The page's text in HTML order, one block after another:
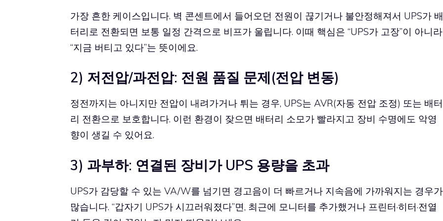
가장 흔한 케이스입니다. 벽 콘센트에서 들어오던 전원이 끊기거나 불안정해져서 UPS가 배
터리로 전환되면 보통 일정 간격으로 비프가 울립니다. 이때 핵심은 “UPS가 고장”이 아니라
“지금 버티고 있다”는 뜻이에요.
2) 저전압/과전압: 전원 품질 문제(전압 변동)
정전까지는 아니지만 전압이 내려가거나 튀는 경우, UPS는 AVR(자동 전압 조정) 또는 배터
리 전환으로 보호합니다. 이런 환경이 잦으면 배터리 소모가 빨라지고 장비 수명에도 악영
향이 생길 수 있어요.
3) 과부하: 연결된 장비가 UPS 용량을 초과
UPS가 감당할 수 있는 VA/W를 넘기면 경고음이 더 빠르거나 지속음에 가까워지는 경우가
많습니다. “갑자기 UPS가 시끄러워졌다”면, 최근에 모니터를 추가했거나 프린터·히터·전열